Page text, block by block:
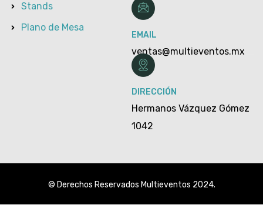
Stands
Plano de Mesa
EMAIL
ventas@multieventos.mx
DIRECCIÓN
Hermanos Vázquez Gómez
1042
© Derechos Reservados Multieventos 2024.